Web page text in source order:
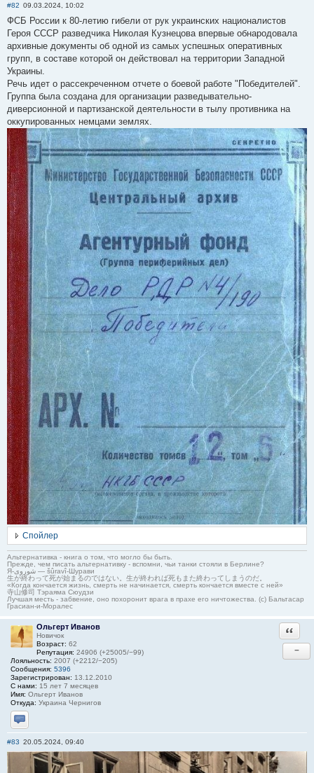
#82 09.03.2024, 10:02
ФСБ России к 80-летию гибели от рук украинских националистов
Героя СССР разведчика Николая Кузнецова впервые обнародовала
архивные документы об одной из самых успешных оперативных
групп, в составе которой он действовал на территории Западной
Украины.
Речь идет о рассекреченном отчете о боевой работе "Победителей".
Группа была создана для организации разведывательно-
диверсионной и партизанской деятельности в тылу противника на
оккупированных немцами землях.
Спойлер
Альтернативка - книга о том, что могло бы быть.
Прежде, чем писать альтернативку - вспомни, чьи танки стояли в Берлине?
Я-شوروی — šûravî-Шурави
生が終わって死が始まるのではない。生が終われば死もまた終わってしまうのだ。
«Когда кончается жизнь, смерть не начинается, смерть кончается вместе с ней»
寺山修司 Тэраяма Сюудзи
Лучшая месть - забвение, оно похоронит врага в прахе его ничтожества. (с) Бальтасар
Грасиан-и-Моралес
Ольгерт Иванов
Новичок
Возраст: 62
Репутация: 24906 (+25005/−99)
Лояльность: 2007 (+2212/−205)
Сообщения: 5396
Зарегистрирован: 13.12.2010
С нами: 15 лет 7 месяцев
Имя: Ольгерт Иванов
Откуда: Украина Чернигов
Отправить личное сообщение
−
#83 20.05.2024, 09:40